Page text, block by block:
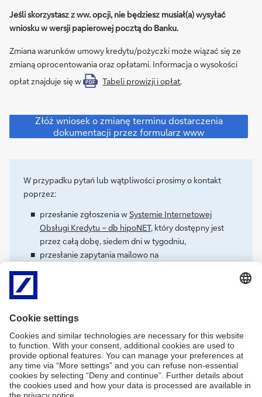
Jeśli skorzystasz z ww. opcji, nie będziesz musiał(a) wysyłać
wniosku w wersji papierowej pocztą do Banku.
Zmiana warunków umowy kredytu/pożyczki może wiązać się ze
zmianą oprocentowania oraz opłatami. Informacja o wysokości
opłat znajduje się w
PDF Tabeli prowizji i opłat.
Złóż
wniosek
o
dokumentacji
przez
www
Złóż wniosek o zmianę terminu dostarczenia
dokumentacji przez formularz www
W przypadku pytań lub wątpliwości prosimy o kontakt
poprzez:
przesłanie zgłoszenia wSystemie Internetowej
Obsługi Kredytu – db hipoNET, który dostępny jest
przez całą dobę, siedem dni w tygodniu,
przesłanie zapytania mailowo na
lub801 103 103
17:00.
Zobacz
inne
rodzaje
Zobacz inne rodzaje zmian